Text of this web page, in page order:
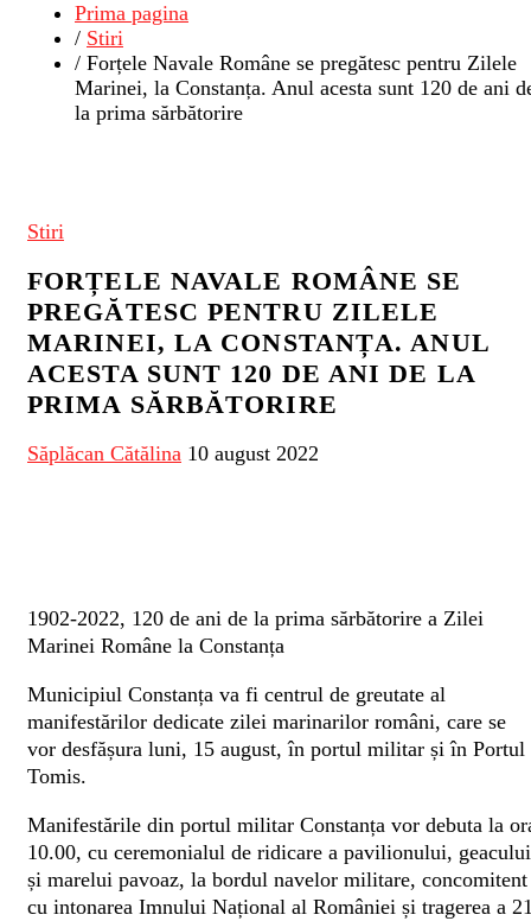
Prima pagina
/ Stiri
/ Forțele Navale Române se pregătesc pentru Zilele
Marinei, la Constanța. Anul acesta sunt 120 de ani
la prima sărbătorire
Stiri
FORȚELE NAVALE ROMÂNE SE
PREGĂTESC PENTRU ZILELE
MARINEI, LA CONSTANȚA. ANUL
ACESTA SUNT 120 DE ANI DE LA
PRIMA SĂRBĂTORIRE
Săplăcan Cătălina 10 august 2022
1902-2022, 120 de ani de la prima sărbătorire a Zilei
Marinei Române la Constanța
Municipiul Constanța va fi centrul de greutate al
manifestărilor dedicate zilei marinarilor români, care se
vor desfășura luni, 15 august, în portul militar și în Portul
Tomis.
Manifestările din portul militar Constanța vor debuta la
10.00, cu ceremonialul de ridicare a pavilionului, geacului
și marelui pavoaz, la bordul navelor militare, concomitent
cu intonarea Imnului Național al României și tragerea a